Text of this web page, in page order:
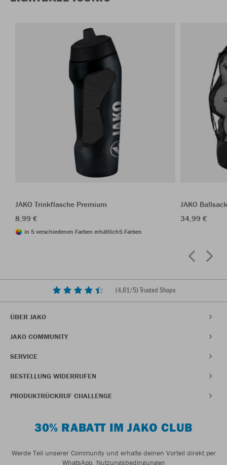
JAKO Trinkflasche Premium
8,99 €
in 5 verschiedenen Farben erhältlich5 Farben
JAKO
34,99 €
(4,61/5) Trusted Shops
ÜBER JAKO
JAKO COMMUNITY
SERVICE
BESTELLUNG WIDERRUFEN
PRODUKTRÜCKRUF CHALLENGE
30% RABATT IM JAKO CLUB
Werde Teil unserer Community und erhalte deinen Vorteil direkt per
WhatsApp. Nutzungsbedingungen